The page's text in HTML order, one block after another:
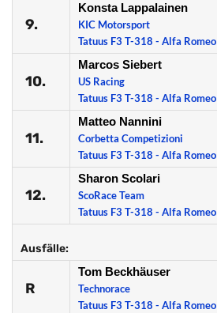
9.
Konsta Lappalainen
KIC Motorsport
Tatuus F3 T-318 - Alfa Romeo
10.
Marcos Siebert
US Racing
Tatuus F3 T-318 - Alfa Romeo
11.
Matteo Nannini
Corbetta Competizioni
Tatuus F3 T-318 - Alfa Romeo
12.
Sharon Scolari
ScoRace Team
Tatuus F3 T-318 - Alfa Romeo
Ausfälle:
R
Tom Beckhäuser
Technorace
Tatuus F3 T-318 - Alfa Romeo